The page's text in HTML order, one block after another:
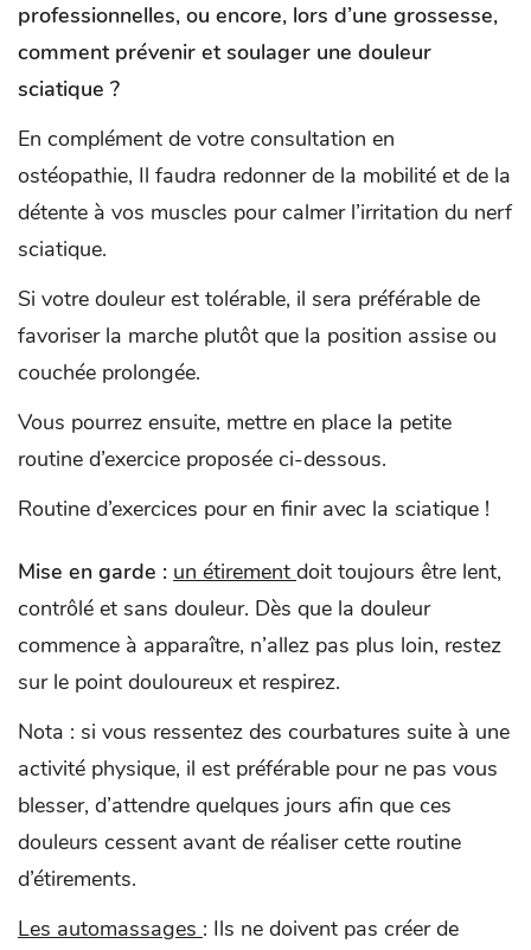
professionnelles, ou encore, lors d’une grossesse,
comment prévenir et soulager une douleur
sciatique ?
En complément de votre consultation en
ostéopathie, Il faudra redonner de la mobilité et de la
détente à vos muscles pour calmer l’irritation du nerf
sciatique.
Si votre douleur est tolérable, il sera préférable de
favoriser la marche plutôt que la position assise ou
couchée prolongée.
Vous pourrez ensuite, mettre en place la petite
routine d’exercice proposée ci-dessous.
Routine d’exercices pour en finir avec la sciatique !
Mise en garde : un étirement doit toujours être lent,
contrôlé et sans douleur. Dès que la douleur
commence à apparaître, n’allez pas plus loin, restez
sur le point douloureux et respirez.
Nota : si vous ressentez des courbatures suite à une
activité physique, il est préférable pour ne pas vous
blesser, d’attendre quelques jours afin que ces
douleurs cessent avant de réaliser cette routine
d’étirements.
Les automassages : Ils ne doivent pas créer de